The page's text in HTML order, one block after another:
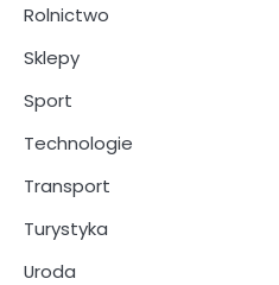
Rolnictwo
Sklepy
Sport
Technologie
Transport
Turystyka
Uroda